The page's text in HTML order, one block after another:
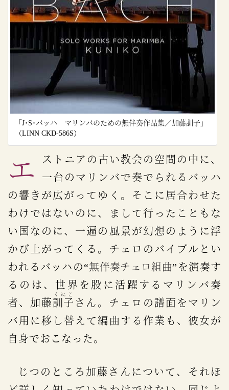
「J･S･バッハ マリンバのための無伴奏作品集／加藤訓子」
（LINN CKD-586S）
エストニアの古い教会の空間の中に、
一台のマリンバで奏でられるバッハ
の響きが広がってゆく。そこに居合わせた
わけではないのに、まして行ったこともな
い国なのに、一遍の風景が幻想のように浮
かび上がってくる。チェロのバイブルとい
われるバッハの“無伴奏チェロ組曲”を演奏す
るのは、世界を股に活躍するマリンバ奏
者、加藤訓子
くにこ
さん。チェロの譜面をマリン
バ用に移し替えて編曲する作業も、彼女が
自身でおこなった。
じつのところ加藤さんについて、それほ